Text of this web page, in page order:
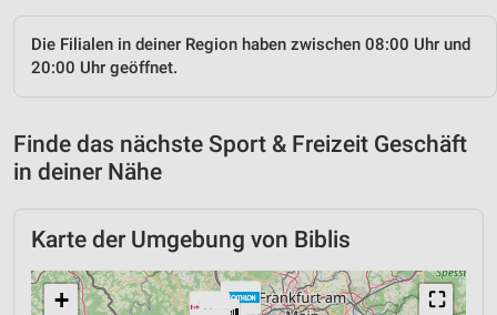
Die Filialen in deiner Region haben zwischen 08:00 Uhr und
20:00 Uhr geöffnet.
Finde das nächste Sport & Freizeit Geschäft
in deiner Nähe
Karte der Umgebung von Biblis
⛶
+